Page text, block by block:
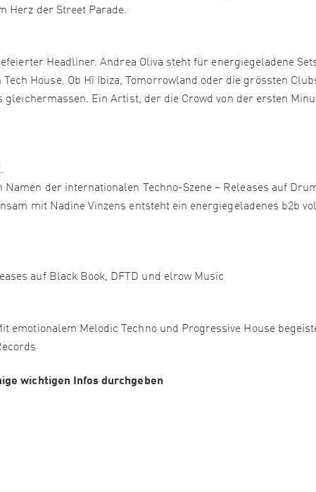
Herz der Street Parade.
Headliner. Andrea Oliva steht für energiegeladene
House. Ob Hï Ibiza, Tomorrowland oder die grössten
Ein Artist, der die Crowd von der ersten
der internationalen Techno-Szene – Releases auf
mit Nadine Vinzens entsteht ein energiegeladenes b2b
auf Black Book, DFTD und elrow Music
emotionalem Melodic Techno und Progressive House
wichtigen Infos durchgeben